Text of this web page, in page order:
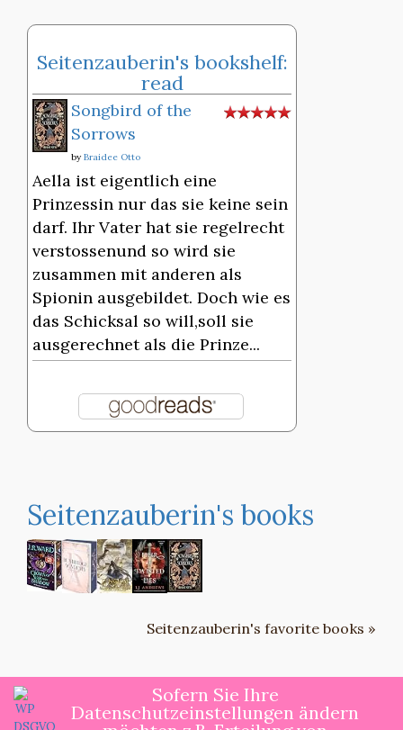
Seitenzauberin's bookshelf:
read
Songbird of the
Sorrows
by Braidee Otto
Aella ist eigentlich eine
Prinzessin nur das sie keine sein
darf. Ihr Vater hat sie regelrecht
verstossenund so wird sie
zusammen mit anderen als
Spionin ausgebildet. Doch wie es
das Schicksal so will,soll sie
ausgerechnet als die Prinze...
Seitenzauberin's books
Seitenzauberin's favorite books »
Sofern Sie Ihre
Datenschutzeinstellungen ändern